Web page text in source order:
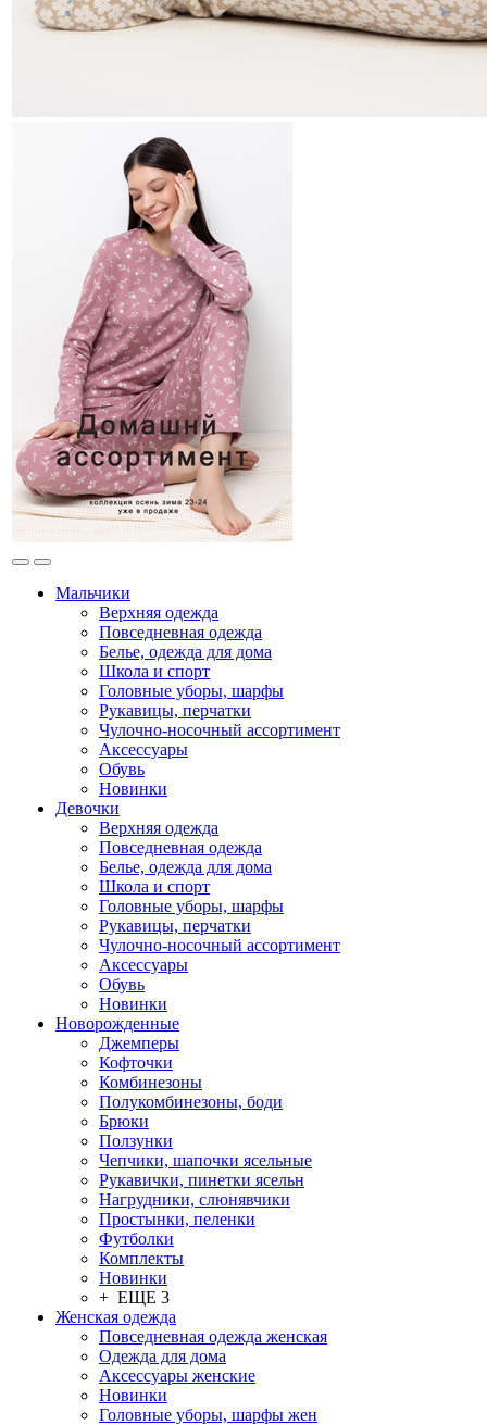
Мальчики
Верхняя одежда
Повседневная одежда
Белье, одежда для дома
Школа и спорт
Головные уборы, шарфы
Рукавицы, перчатки
Чулочно-носочный ассортимент
Аксессуары
Обувь
Новинки
Девочки
Верхняя одежда
Повседневная одежда
Белье, одежда для дома
Школа и спорт
Головные уборы, шарфы
Рукавицы, перчатки
Чулочно-носочный ассортимент
Аксессуары
Обувь
Новинки
Новорожденные
Джемперы
Кофточки
Комбинезоны
Полукомбинезоны, боди
Брюки
Ползунки
Чепчики, шапочки ясельные
Рукавички, пинетки ясельн
Нагрудники, слюнявчики
Простынки, пеленки
Футболки
Комплекты
Новинки
+ ЕЩЕ 3
Женская одежда
Повседневная одежда женская
Одежда для дома
Аксессуары женские
Новинки
Головные уборы, шарфы жен